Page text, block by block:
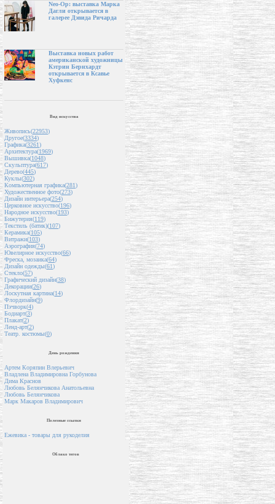
Neo-Op: выставка Марка
Дагли открывается в
галерее Дэвида Ричарда
Выставка новых работ
американской художницы
Кэтрин Бернхардт
открывается в Ксавье
Хуфкенс
Вид искусства
Живопись(22953)
Другое(3334)
Графика(3261)
Архитектура(1969)
Вышивка(1048)
Скульптура(617)
Дерево(445)
Куклы(302)
Компьютерная графика(281)
Художественное фото(273)
Дизайн интерьера(254)
Церковное искусство(196)
Народное искусство(193)
Бижутерия(119)
Текстиль (батик)(107)
Керамика(105)
Витражи(103)
Аэрография(74)
Ювелирное искусство(66)
Фреска, мозаика(64)
Дизайн одежды(61)
Стекло(57)
Графический дизайн(38)
Декорации(26)
Лоскутная картина(14)
Флордизайн(9)
Пэчворк(4)
Бодиарт(3)
Плакат(2)
Ленд-арт(2)
Театр. костюмы(0)
День рождения
Артем Коряпин Влерьевич
Владлена Владимировна Горбунова
Дима Краснов
Любовь Белянчикова Анатольевна
Любовь Белянчикова
Марк Макаров Владимирович
Полезные ссылки
Ежевика - товары для рукоделия
Облако тегов